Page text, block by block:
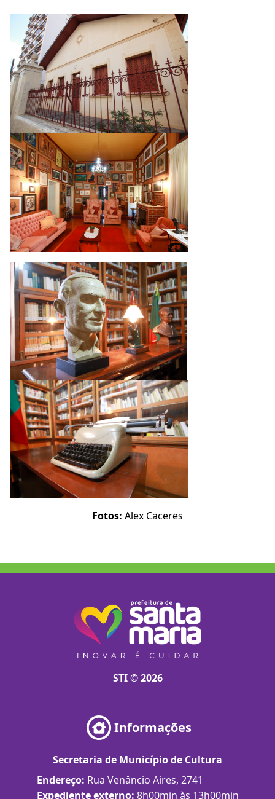
Fotos: Alex Caceres
STI © 2026
Informações
Secretaria de Município de Cultura
Endereço: Rua Venâncio Aires, 2741
Expediente externo: 8h00min às 13h00min